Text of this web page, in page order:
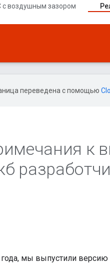
с воздушным зазором
переведена с помощью
к
года, мы выпустили